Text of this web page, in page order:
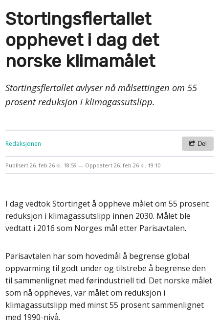
Stortingsflertallet
opphevet i dag det
norske klimamålet
Stortingsflertallet avlyser nå målsettingen om 55
prosent reduksjon i klimagassutslipp.
Redaksjonen
Publisert26. feb 26 kl. 18:59 Oppdatert26. feb 26 kl. 19:10
Del
I dag vedtok Stortinget å oppheve målet om 55 prosent
reduksjon i klimagassutslipp innen 2030. Målet ble
vedtatt i 2016 som Norges mål etter Parisavtalen.
Parisavtalen har som hovedmål å begrense global
oppvarming til godt under og tilstrebe å begrense den
til sammenlignet med førindustriell tid. Det norske målet
som nå oppheves, var målet om reduksjon i
klimagassutslipp med minst 55 prosent sammenlignet
med 1990-nivå.